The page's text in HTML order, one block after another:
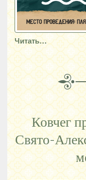
Читать…
Ковчег
Свято-